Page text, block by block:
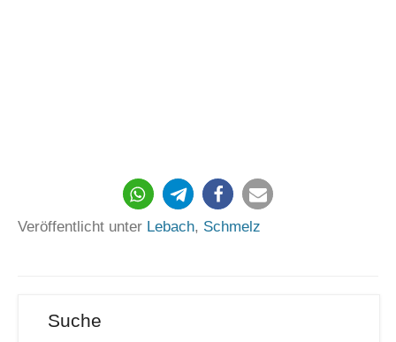
Veröffentlicht unter Lebach, Schmelz
Suche